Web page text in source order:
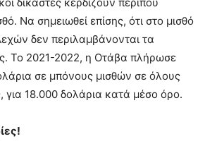
Να σημειωθεί επίσης, ότι στο μισθό
δεν περιλαμβάνονται τα
Το 2021-2022, η Οτάβα πλήρωσε
σε μπόνους μισθών σε όλους
για 18.000 δολάρια κατά μέσο όρο.